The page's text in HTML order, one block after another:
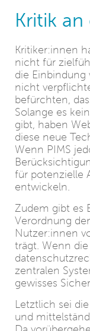
Kritik
Kritiker:innen
nicht für
die Einbindung
nicht
befürchten,
Solange es
gibt, haben
diese neue
Wenn PIMS
für potenzielle
entwickeln.
Zudem gibt es
Verordnung
Nutzer:innen
trägt. Wenn
zentralen
gewisses
Letztlich sei
und